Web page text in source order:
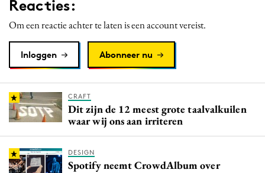
Programmatic
Purpose Marketing
Reputatie & crisis
Reacties:
Om een reactie achter te laten is een account vereist.
Inloggen Abonneer nu
CRAFT
Dit zijn de 12 meest grote taalvalkuilen
waar wij ons aan irriteren
DESIGN
Spotify neemt CrowdAlbum over